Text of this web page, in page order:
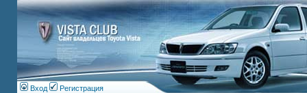
Вход Регистрация